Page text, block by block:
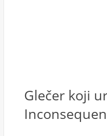
Glečer koji